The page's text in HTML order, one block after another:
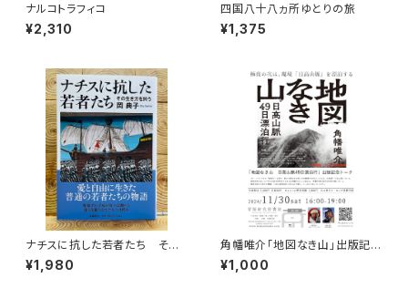
ナルコトラフィコ
¥2,310
四国八十八ヵ所ゆとりの旅
¥1,375
ナチスに抗した若者たち その
生き方を問う
¥1,980
角幡唯介「地図なき山」出版記念
トークイベント録画視聴権
¥1,000